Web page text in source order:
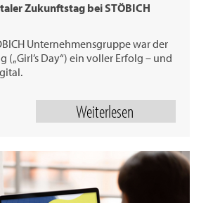
Zukunftstag bei STÖBICH
Unternehmensgruppe war der
(„Girl’s Day“) ein voller Erfolg – und
Weiterlesen